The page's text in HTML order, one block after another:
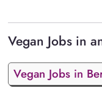
Vegan Jobs in
Vegan Jobs in